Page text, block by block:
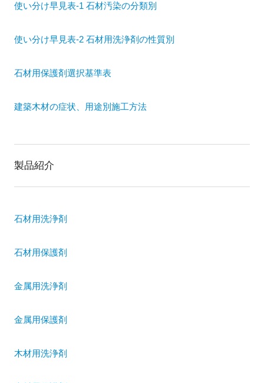
使い分け早見表-1 石材汚染の分類別
使い分け早見表-2 石材用洗浄剤の性質別
石材用保護剤選択基準表
建築木材の症状、用途別施工方法
製品紹介
石材用洗浄剤
石材用保護剤
金属用洗浄剤
金属用保護剤
木材用洗浄剤